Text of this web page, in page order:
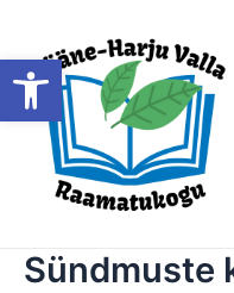
Open toolbar
content
Sündmuste